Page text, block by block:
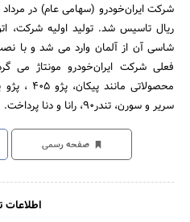
ریال تاسیس شد. تولید اولیه شرکت،
شاسی آن از آلمان وارد می شد و با
فعلی شرکت ایران‌خودرو مونتاژ می
سریر و سورن، تندر90، رانا و دنا پرداخت.
صفحه رسمی